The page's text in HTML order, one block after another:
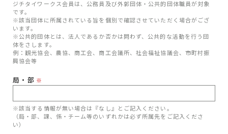
ジチタイワークス会員は、公務員及び外郭団体・公共的団体職員が対象
です。
※該当団体に所属されている旨を個別で確認させていただく場合がござ
います。
※公共的団体とは、法人であるか否かは問わず、公共的な活動を行う団
体をさします。
例：観光協会、農協、商工会、商工会議所、社会福祉協議会、市町村振
興協会等
局・部 ※
※該当する情報が無い場合は『なし』とご記入ください。
（局・部、課、係・チーム等のいずれかは必ず所属先をご記入くださ
い）